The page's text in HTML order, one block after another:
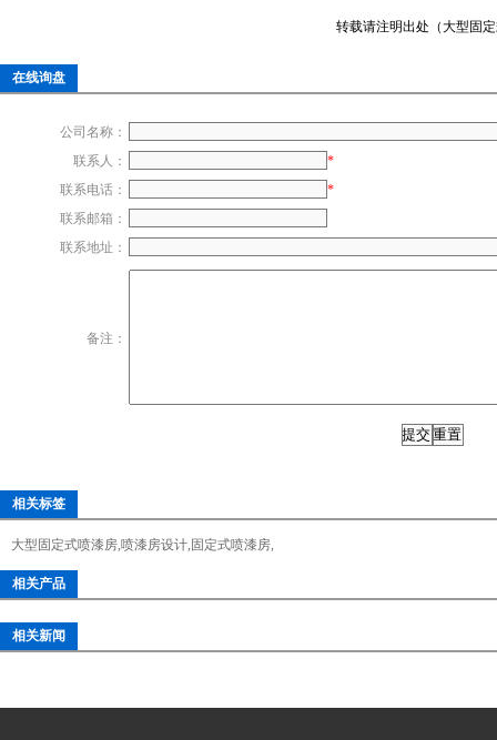
转载请注明出处（大型固定
在线询盘
公司名称：
联系人：
*
联系电话：
*
联系邮箱：
联系地址：
备注：
相关标签
大型固定式喷漆房,喷漆房设计, 固定式喷漆房,
相关产品
相关新闻